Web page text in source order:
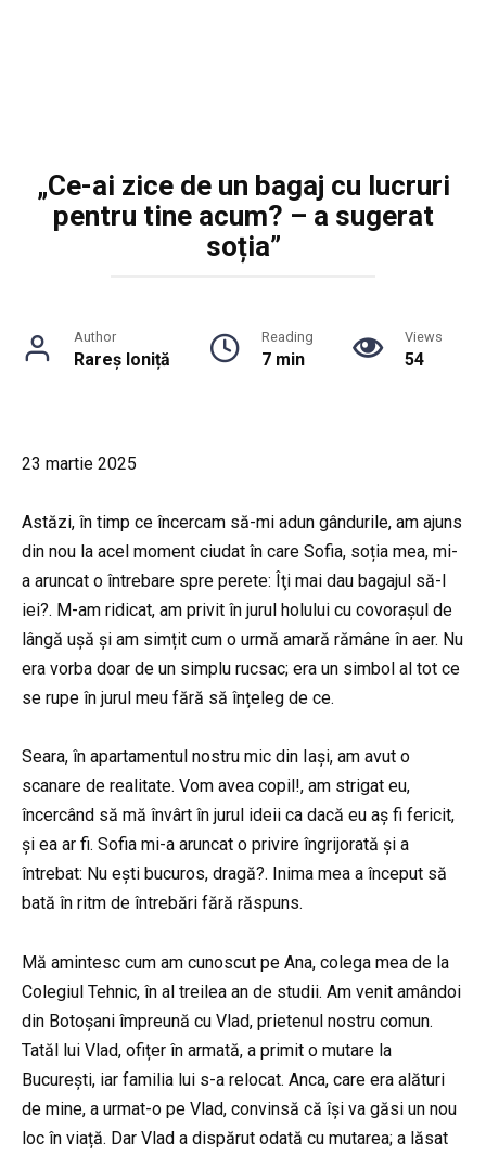
„Ce-ai zice de un bagaj cu lucruri
pentru tine acum? – a sugerat
soția”
Author
Rareș Ioniță
Reading
7 min
Views
54
23 martie 2025
Astăzi, în timp ce încercam să-mi adun gândurile, am ajuns
din nou la acel moment ciudat în care Sofia, soția mea, mi-
a aruncat o întrebare spre perete: Îţi mai dau bagajul să-l
iei?. M-am ridicat, am privit în jurul holului cu covorașul de
lângă ușă și am simțit cum o urmă amară rămâne în aer. Nu
era vorba doar de un simplu rucsac; era un simbol al tot ce
se rupe în jurul meu fără să înțeleg de ce.
Seara, în apartamentul nostru mic din Iași, am avut o
scanare de realitate. Vom avea copil!, am strigat eu,
încercând să mă învârt în jurul ideii ca dacă eu aș fi fericit,
și ea ar fi. Sofia mi-a aruncat o privire îngrijorată și a
întrebat: Nu ești bucuros, dragă?. Inima mea a început să
bată în ritm de întrebări fără răspuns.
Mă amintesc cum am cunoscut pe Ana, colega mea de la
Colegiul Tehnic, în al treilea an de studii. Am venit amândoi
din Botoșani împreună cu Vlad, prietenul nostru comun.
Tatăl lui Vlad, ofițer în armată, a primit o mutare la
București, iar familia lui s-a relocat. Anca, care era alături
de mine, a urmat-o pe Vlad, convinsă că își va găsi un nou
loc în viață. Dar Vlad a dispărut odată cu mutarea; a lăsat